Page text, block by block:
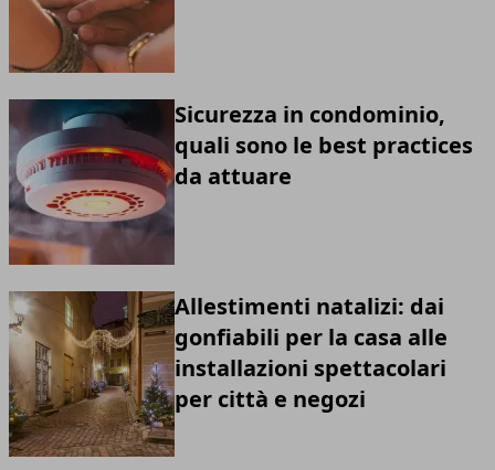
Sicurezza in condominio,
quali sono le best practices
da attuare
Allestimenti natalizi: dai
gonfiabili per la casa alle
installazioni spettacolari
per città e negozi